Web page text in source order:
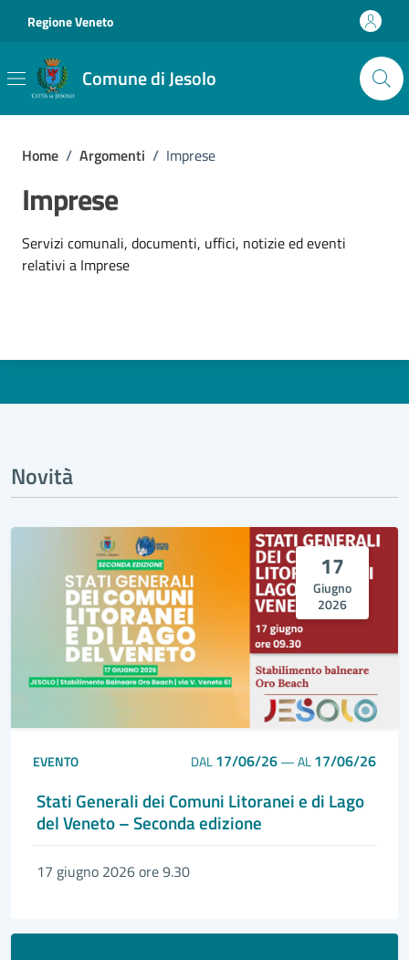
Regione Veneto
Comune di Jesolo
Home / Argomenti / Imprese
Imprese
Dettagli dell'argomento
Servizi comunali, documenti, uffici, notizie ed eventi
relativi a Imprese
Novità
17
Giugno
2026
EVENTO DAL17/06/26—AL17/06/26
Stati Generali dei Comuni Litoranei e di Lago
del Veneto – Seconda edizione
17 giugno 2026 ore 9.30